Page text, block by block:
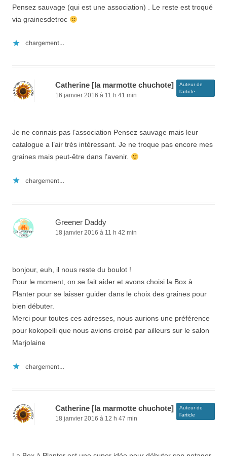
Pensez sauvage (qui est une association) . Le reste est troqué
via grainesdetroc
chargement…
Catherine [la marmotte chuchote]
Auteur de
l’article
16 janvier 2016 à 11 h 41 min
Je ne connais pas l’association Pensez sauvage mais leur
catalogue a l’air très intéressant. Je ne troque pas encore mes
graines mais peut-être dans l’avenir.
chargement…
Greener Daddy
18 janvier 2016 à 11 h 42 min
bonjour, euh, il nous reste du boulot !
Pour le moment, on se fait aider et avons choisi la Box à
Planter pour se laisser guider dans le choix des graines pour
bien débuter.
Merci pour toutes ces adresses, nous aurions une préférence
pour kokopelli que nous avions croisé par ailleurs sur le salon
Marjolaine
chargement…
Catherine [la marmotte chuchote]
Auteur de
l’article
18 janvier 2016 à 12 h 47 min